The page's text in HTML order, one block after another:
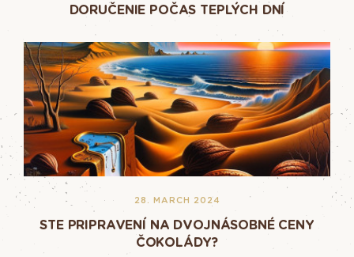
DORUČENIE POČAS TEPLÝCH DNÍ
28. MARCH 2024
STE PRIPRAVENÍ NA DVOJNÁSOBNÉ CENY
ČOKOLÁDY?